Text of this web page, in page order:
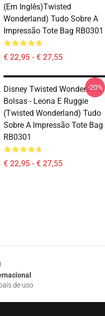
(em Inglês)Twisted
Wonderland) Tudo Sobre A
Impressão Tote Bag RB0301
€ 22,95 - € 27,55
Disney Twisted Wonderland
Bolsas - Leona E Ruggie
(Twisted Wonderland) Tudo
Sobre A Impressão Tote Bag
RB0301
€ 22,95 - € 27,55
-20%
de uso